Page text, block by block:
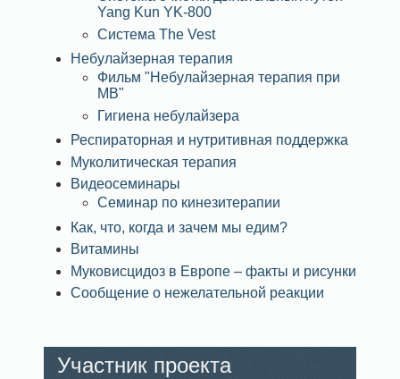
Yang Kun YK-800
Система The Vest
Небулайзерная терапия
Фильм "Небулайзерная терапия при
МВ"
Гигиена небулайзера
Респираторная и нутритивная поддержка
Муколитическая терапия
Видеосеминары
Семинар по кинезитерапии
Как, что, когда и зачем мы едим?
Витамины
Муковисцидоз в Европе – факты и рисунки
Сообщение о нежелательной реакции
Участник проекта